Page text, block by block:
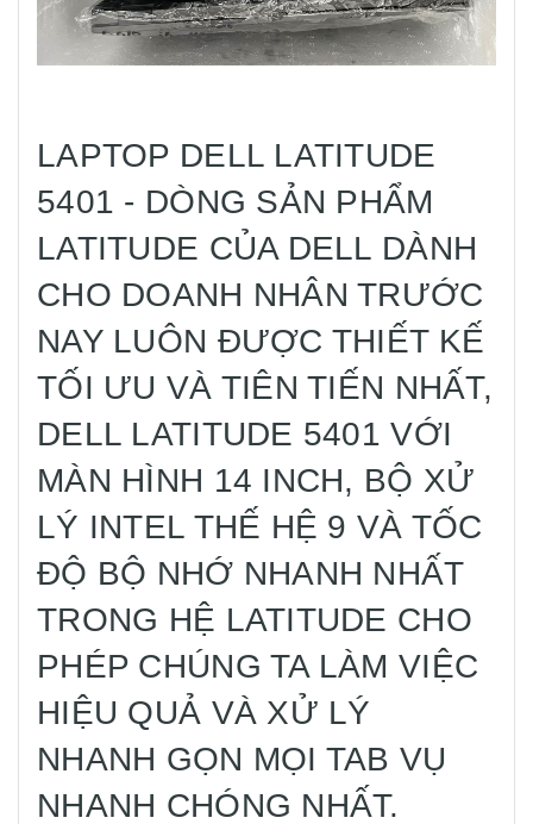
LAPTOP DELL LATITUDE
5401 - DÒNG SẢN PHẨM
LATITUDE CỦA DELL DÀNH
CHO DOANH NHÂN TRƯỚC
NAY LUÔN ĐƯỢC THIẾT KẾ
TỐI ƯU VÀ TIÊN TIẾN NHẤT,
DELL LATITUDE 5401 VỚI
MÀN HÌNH 14 INCH, BỘ XỬ
LÝ INTEL THẾ HỆ 9 VÀ TỐC
ĐỘ BỘ NHỚ NHANH NHẤT
TRONG HỆ LATITUDE CHO
PHÉP CHÚNG TA LÀM VIỆC
HIỆU QUẢ VÀ XỬ LÝ
NHANH GỌN MỌI TAB VỤ
NHANH CHÓNG NHẤT.